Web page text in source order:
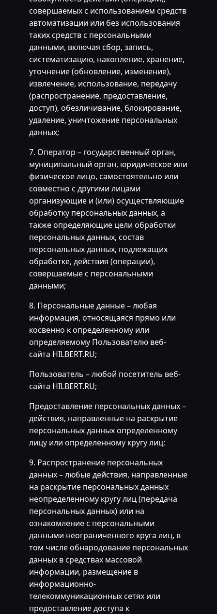
совершаемых с использованием средств
автоматизации или без использования
таких средств с персональными
данными, включая сбор, запись,
систематизацию, накопление, хранение,
уточнение (обновление, изменение),
извлечение, использование, передачу
(распространение, предоставление,
доступ), обезличивание, блокирование,
удаление, уничтожение персональных
данных;
7. Оператор – государственный орган,
муниципальный орган, юридическое или
физическое лицо, самостоятельно или
совместно с другими лицами
организующие и (или) осуществляющие
обработку персональных данных, а
также определяющие цели обработки
персональных данных, состав
персональных данных, подлежащих
обработке, действия (операции),
совершаемые с персональными
данными;
8. Персональные данные – любая
информация, относящаяся прямо или
косвенно к определенному или
определяемому Пользователю веб-
сайта HILBERT.RU;
Пользователь – любой посетитель веб-
сайта HILBERT.RU;
Предоставление персональных данных –
действия, направленные на раскрытие
персональных данных определенному
лицу или определенному кругу лиц;
9. Распространение персональных
данных – любые действия, направленные
на раскрытие персональных данных
неопределенному кругу лиц (передача
персональных данных) или на
ознакомление с персональными
данными неограниченного круга лиц, в
том числе обнародование персональных
данных в средствах массовой
информации, размещение в
информационно-
телекоммуникационных сетях или
предоставление доступа к